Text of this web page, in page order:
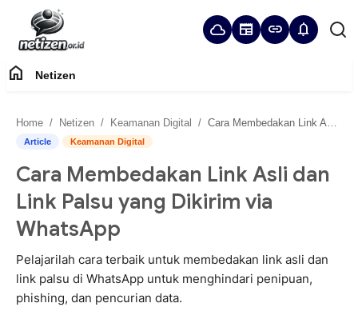
cloud newspaper link notifications
Panduan Komunitas
Netizen
home Netizen
Home Netizen Keamanan Digital Cara Membedakan Link Asli dan Link Palsu yang Dikirim via WhatsApp
Article Keamanan Digital
Cara Membedakan Link Asli dan
Link Palsu yang Dikirim via
WhatsApp
Pelajarilah cara terbaik untuk membedakan link asli dan
link palsu di WhatsApp untuk menghindari penipuan,
phishing, dan pencurian data.